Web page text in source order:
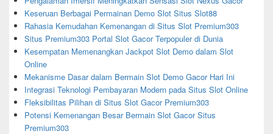
Keseruan Berbagai Permainan Demo Slot Situs Slot88
Rahasia Kemudahan Kemenangan di Situs Slot Premium303
Situs Premium303 Portal Slot Gacor Terpopuler di Dunia
Kesempatan Memenangkan Jackpot Slot Demo dalam Slot
Online
Mekanisme Dasar dalam Bermain Slot Demo Gacor Hari Ini
Integrasi Teknologi Pembayaran Modern pada Situs Slot Online
Fleksibilitas Pilihan di Situs Slot Gacor Premium303
Potensi Kemenangan Besar Bermain Slot Gacor Situs
Premium303